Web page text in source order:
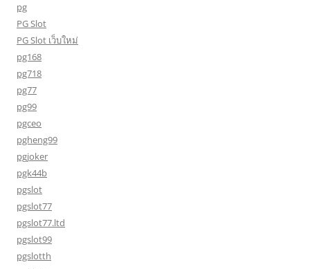
pg
PG Slot
PG Slot เว็บใหม่
pg168
pg718
pg77
pg99
pgceo
pgheng99
pgjoker
pgk44b
pgslot
pgslot77
pgslot77.ltd
pgslot99
pgslotth